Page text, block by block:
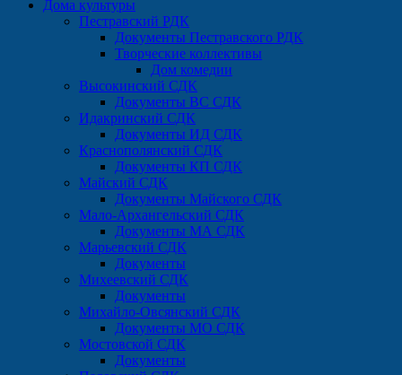
Дома культуры
Пестравский РДК
Документы Пестравского РДК
Творческие коллективы
Дом комедии
Высокинский СДК
Документы ВС СДК
Идакринский СДК
Документы ИД СДК
Краснополянский СДК
Документы КП СДК
Майский СДК
Документы Майского СДК
Мало-Архангельский СДК
Документы МА СДК
Марьевский СДК
Документы
Михеевский СДК
Документы
Михайло-Овсянский СДК
Документы МО СДК
Мостовской СДК
Документы